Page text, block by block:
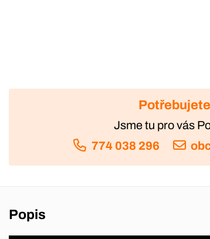
Jsme tu pro vás
774 038 296
Popis